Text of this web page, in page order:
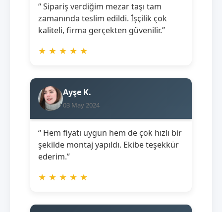
“ Sipariş verdiğim mezar taşı tam
zamanında teslim edildi. İşçilik çok
kaliteli, firma gerçekten güvenilir.”
★ ★ ★ ★ ★
Ayşe K.
03 May 2024
“ Hem fiyatı uygun hem de çok hızlı bir
şekilde montaj yapıldı. Ekibe teşekkür
ederim.”
★ ★ ★ ★ ★